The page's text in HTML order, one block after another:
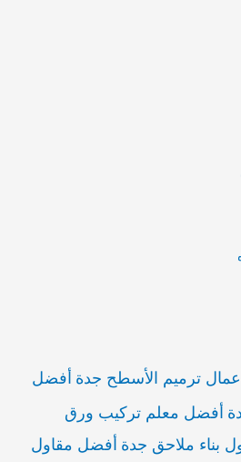
ترميم الأسطح جدة أفضل
أفضل معلم تركيب ورق
بناء ملاحق جدة أفضل مقاول